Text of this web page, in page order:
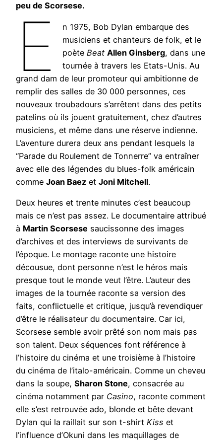
peu de Scorsese.
E
n 1975, Bob Dylan embarque des
musiciens et chanteurs de folk, et le
poète Beat Allen Ginsberg, dans une
tournée à travers les Etats-Unis. Au
grand dam de leur promoteur qui ambitionne de
remplir des salles de 30 000 personnes, ces
nouveaux troubadours s’arrêtent dans des petits
patelins où ils jouent gratuitement, chez d’autres
musiciens, et même dans une réserve indienne.
L’aventure durera deux ans pendant lesquels la
“Parade du Roulement de Tonnerre” va entraîner
avec elle des légendes du blues-folk américain
comme Joan Baez et Joni Mitchell.
Deux heures et trente minutes c’est beaucoup
mais ce n’est pas assez. Le documentaire attribué
à Martin Scorsese saucissonne des images
d’archives et des interviews de survivants de
l’époque. Le montage raconte une histoire
décousue, dont personne n’est le héros mais
presque tout le monde veut l’être. L’auteur des
images de la tournée raconte sa version des
faits, conflictuelle et critique, jusqu’à revendiquer
d’être le réalisateur du documentaire. Car ici,
Scorsese semble avoir prêté son nom mais pas
son talent. Deux séquences font référence à
l’histoire du cinéma et une troisième à l’histoire
du cinéma de l’italo-américain. Comme un cheveu
dans la soupe, Sharon Stone, consacrée au
cinéma notamment par Casino, raconte comment
elle s’est retrouvée ado, blonde et bête devant
Dylan qui la raillait sur son t-shirt Kiss et
l’influence d’Okuni dans les maquillages de